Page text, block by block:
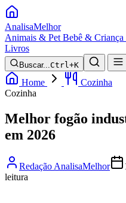
AnalisaMelhor
Animais & Pet Bebê & Criança
Livros
Buscar...Ctrl+K
Home
Cozinha
Cozinha
Melhor fogão
em 2026
Redação AnalisaMelhor
leitura